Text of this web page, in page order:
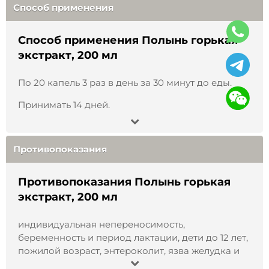
Страна производства:Россия
Не является БАД и лекарством
Перед
применением проконсультируйтесь со
Способ применения
Способ применения Полынь горькая
экстракт, 200 мл
По 20 капель 3 раз в день за 30 минут до еды.
Принимать 14 дней.
Противопоказания
Противопоказания Полынь горькая
экстракт, 200 мл
индивидуальная непереносимость,
беременность и период лактации, дети до 12 лет,
пожилой возраст, энтероколит, язва желудка и
двенадцатиперстной кишки, гастрит с